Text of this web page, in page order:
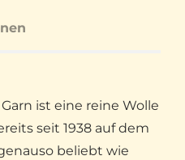
ist eine reine Wolle
seit 1938 auf dem
beliebt wie